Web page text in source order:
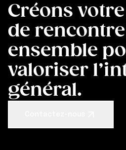
Créons
de rencontre
ensemble
valoriser
général.